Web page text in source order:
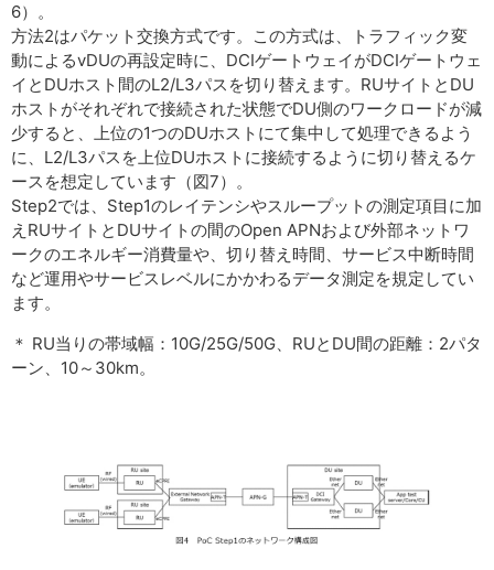
6）。
方法2はパケット交換方式です。この方式は、トラフィック変
動によるvDUの再設定時に、DCIゲートウェイがDCIゲートウェ
イとDUホスト間のL2/L3パスを切り替えます。RUサイトとDU
ホストがそれぞれで接続された状態でDU側のワークロードが減
少すると、上位の1つのDUホストにて集中して処理できるよう
に、L2/L3パスを上位DUホストに接続するように切り替えるケ
ースを想定しています（図7）。
Step2では、Step1のレイテンシやスループットの測定項目に加
えRUサイトとDUサイトの間のOpen APNおよび外部ネットワ
ークのエネルギー消費量や、切り替え時間、サービス中断時間
など運用やサービスレベルにかかわるデータ測定を規定してい
ます。
＊ RU当りの帯域幅：10G/25G/50G、RUとDU間の距離：2パタ
ーン、10～30km。